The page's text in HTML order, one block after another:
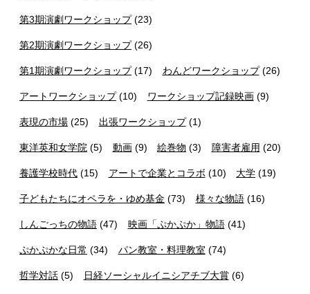
第3期演劇ワークショップ(23)
第2期演劇ワークショップ(26)
第1期演劇ワークショップ(17) わんどワークショップ(26)
アートワークショップ(10) ワークショップ記録映画(9)
表現の市場 (25) 出張ワークショップ(1)
東洋英和女学院 (5) 動画(9) 絵巻物 (3) 障害者雇用 (20)
養護学校時代 (15) アートで企業とコラボ (10) 大学 (19)
子どもたちにオペラを・ゆめ基金 (73) 様々な物語(16)
しんごっちの物語 (47) 映画「ぷかぷか」物語(41)
ぷかぷかな日常 (34) パン教室・料理教室 (74)
哲学対話 (5) 日経ソーシャルイニシアチブ大賞(6)